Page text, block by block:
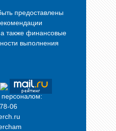
предоставлены
а также финансовые
выполнения
персоналом:
06